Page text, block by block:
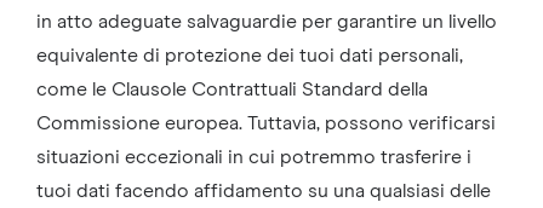
in atto adeguate salvaguardie per garantire un livello
equivalente di protezione dei tuoi dati personali,
come le Clausole Contrattuali Standard della
Commissione europea. Tuttavia, possono verificarsi
situazioni eccezionali in cui potremmo trasferire i
tuoi dati facendo affidamento su una qualsiasi delle